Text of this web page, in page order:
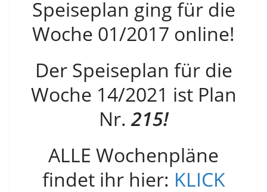
Speiseplan ging für die
Woche 01/2017 online!
Der Speiseplan für die
Woche 14/2021 ist Plan
Nr.215!
ALLE Wochenpläne
findet ihr hier: KLICK